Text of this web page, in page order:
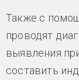
Также с
проводят
выявления
составить